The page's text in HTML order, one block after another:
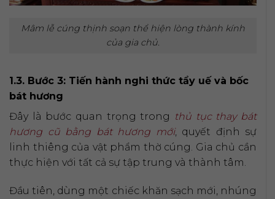
Mâm lễ cúng thịnh soạn thể hiện lòng thành kính
của gia chủ.
1.3. Bước 3: Tiến hành nghi thức tẩy uế và bốc
bát hương
Đây là bước quan trọng trong thủ tục thay bát
hương cũ bằng bát hương mới, quyết định sự
linh thiêng của vật phẩm thờ cúng. Gia chủ cần
thực hiện với tất cả sự tập trung và thành tâm.
Đầu tiên, dùng một chiếc khăn sạch mới, nhúng